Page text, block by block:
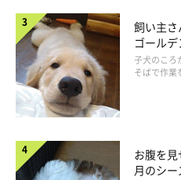
の横でくっついてきます」飼い主
ゴール
い“見守
子犬のころ
そばで作
お腹を
月のシ